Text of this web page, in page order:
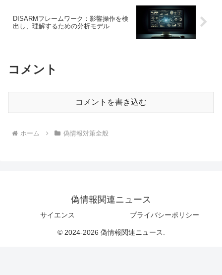
DISARMフレームワーク：影響操作を検
出し、理解するための分析モデル
コメント
コメントを書き込む
ホーム 偽情報対策全般
偽情報関連ニュース
サイエンス プライバシーポリシー
© 2024-2026 偽情報関連ニュース.